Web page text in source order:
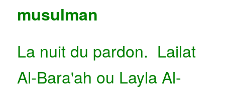
musulman
La nuit du pardon. Lailat
Al-Bara'ah ou Layla Al-